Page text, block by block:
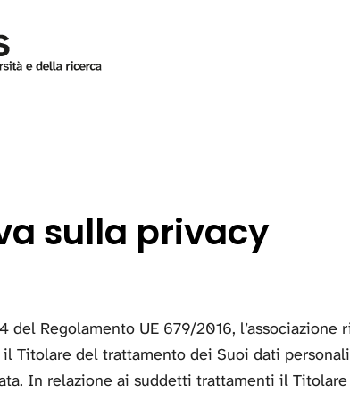
sulla privacy
del Regolamento UE 679/2016,
Titolare del trattamento dei Suoi dati
In relazione ai suddetti trattamenti il